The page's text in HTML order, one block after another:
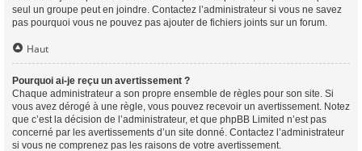
seul un groupe peut en joindre. Contactez l’administrateur si vous ne savez
pas pourquoi vous ne pouvez pas ajouter de fichiers joints sur un forum.
Haut
Pourquoi ai-je reçu un avertissement ?
Chaque administrateur a son propre ensemble de règles pour son site. Si
vous avez dérogé à une règle, vous pouvez recevoir un avertissement. Notez
que c’est la décision de l’administrateur, et que phpBB Limited n’est pas
concerné par les avertissements d’un site donné. Contactez l’administrateur
si vous ne comprenez pas les raisons de votre avertissement.